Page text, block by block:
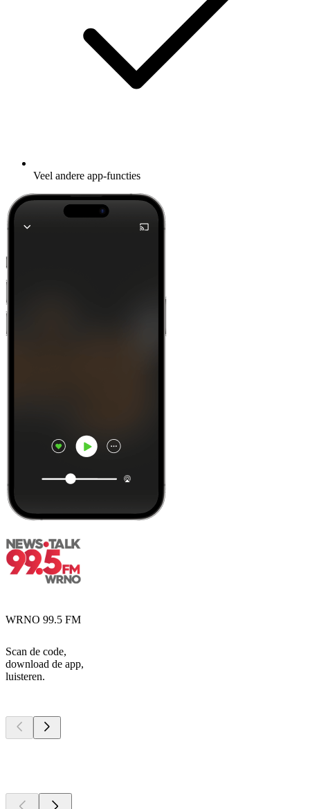
Veel andere app-functies
WRNO 99.5 FM
Scan de code,
download de app,
luisteren.